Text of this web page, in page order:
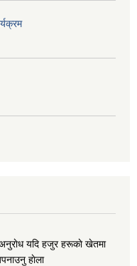
यदि हजुर हरूकाे खेतमा
हाेला